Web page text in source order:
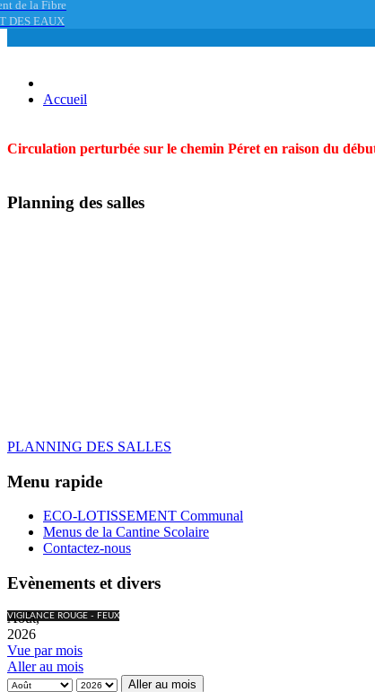
de la Fibre
DES EAUX
Accueil
Circulation perturbée sur le chemin Péret en raison du
Planning des salles
PLANNING DES SALLES
Menu rapide
ECO-LOTISSEMENT Communal
Menus de la Cantine Scolaire
Contactez-nous
Evènements et divers
VIGILANCE ROUGE - FEUX
Août,
2026
Vue par mois
Aller au mois
Aller au mois